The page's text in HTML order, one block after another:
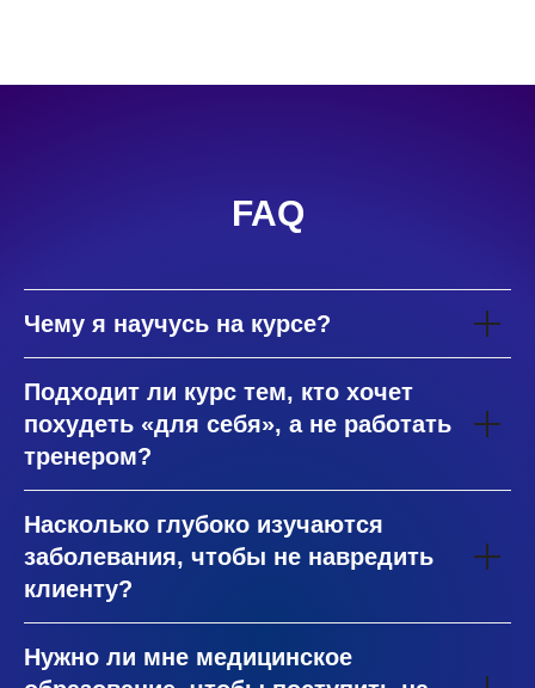
FAQ
Чему я научусь на курсе?
Подходит ли курс тем, кто хочет
похудеть «для себя», а не работать
тренером?
Насколько глубоко изучаются
заболевания, чтобы не навредить
клиенту?
Нужно ли мне медицинское